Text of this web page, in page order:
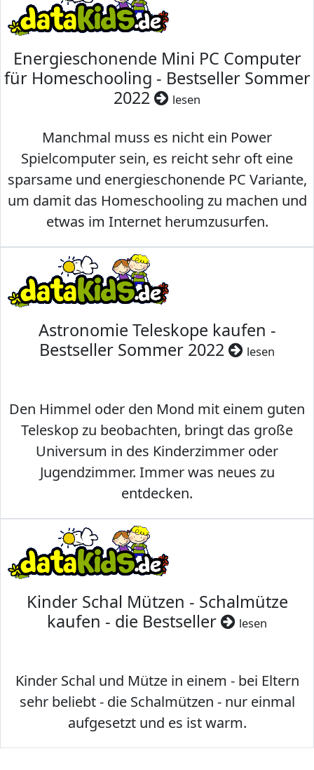
Energieschonende Mini PC Computer
für Homeschooling - Bestseller Sommer
2022
lesen
Manchmal muss es nicht ein Power
Spielcomputer sein, es reicht sehr oft eine
sparsame und energieschonende PC Variante,
um damit das Homeschooling zu machen und
etwas im Internet herumzusurfen.
Astronomie Teleskope kaufen -
Bestseller Sommer 2022
lesen
Den Himmel oder den Mond mit einem guten
Teleskop zu beobachten, bringt das große
Universum in des Kinderzimmer oder
Jugendzimmer. Immer was neues zu
entdecken.
Kinder Schal Mützen - Schalmütze
kaufen - die Bestseller
lesen
Kinder Schal und Mütze in einem - bei Eltern
sehr beliebt - die Schalmützen - nur einmal
aufgesetzt und es ist warm.